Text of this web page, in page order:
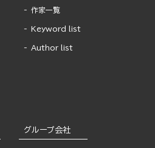
作家一覧
Keyword list
Author list
グループ会社